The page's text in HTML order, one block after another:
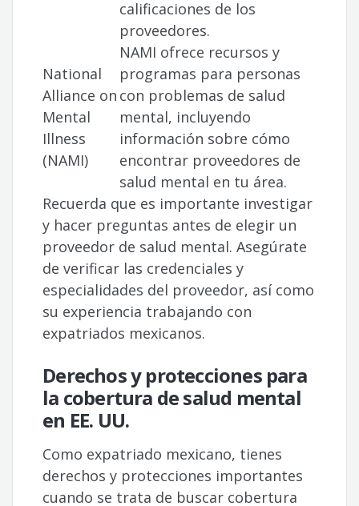
calificaciones de los
proveedores.
National
Alliance on
Mental
Illness
(NAMI)
NAMI ofrece recursos y
programas para personas
con problemas de salud
mental, incluyendo
información sobre cómo
encontrar proveedores de
salud mental en tu área.
Recuerda que es importante investigar
y hacer preguntas antes de elegir un
proveedor de salud mental. Asegúrate
de verificar las credenciales y
especialidades del proveedor, así como
su experiencia trabajando con
expatriados mexicanos.
Derechos y protecciones para
la cobertura de salud mental
en EE. UU.
Como expatriado mexicano, tienes
derechos y protecciones importantes
cuando se trata de buscar cobertura